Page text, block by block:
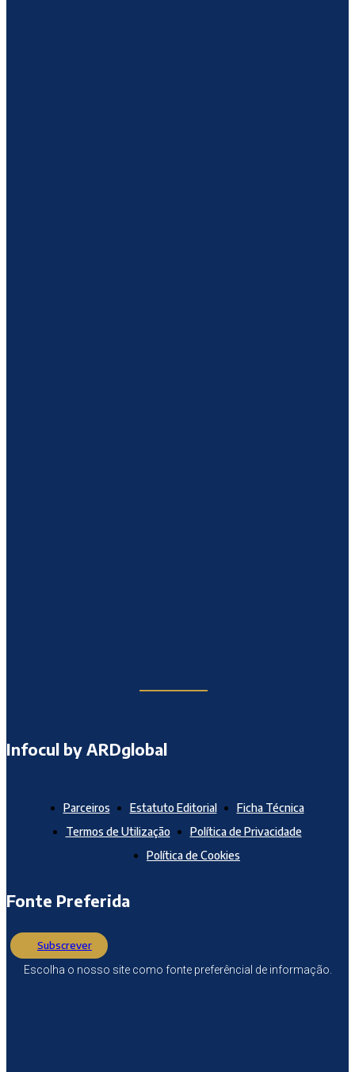
Infocul by ARDglobal
Parceiros Estatuto Editorial
Ficha Técnica
Termos de Utilização
Política de Privacidade
Política de Cookies
Fonte Preferida
Subscrever
Escolha o nosso site como fonte preferêncial de informação.